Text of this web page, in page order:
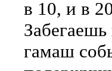
в 10, и в
гамаш